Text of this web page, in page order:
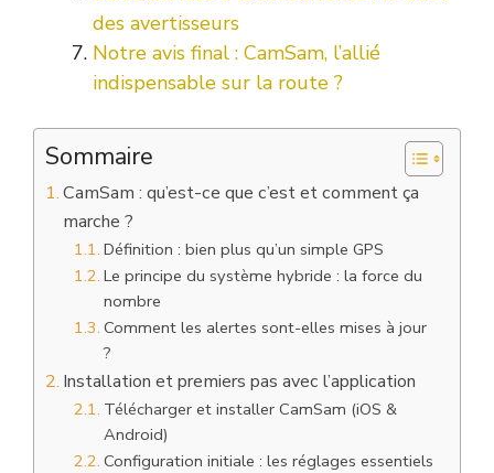
des avertisseurs
Notre avis final : CamSam, l’allié
indispensable sur la route ?
Sommaire
CamSam : qu’est-ce que c’est et comment ça
marche ?
Définition : bien plus qu’un simple GPS
Le principe du système hybride : la force du
nombre
Comment les alertes sont-elles mises à jour
?
Installation et premiers pas avec l’application
Télécharger et installer CamSam (iOS &
Android)
Configuration initiale : les réglages essentiels